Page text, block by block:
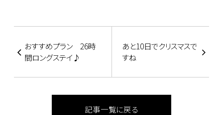
おすすめプラン 26時
間ロングステイ♪
あと10日でクリスマスで
すね
記事一覧に戻る